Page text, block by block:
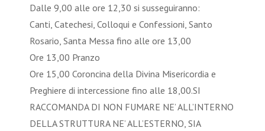
Dalle 9,00 alle ore 12,30 si susseguiranno:
Canti, Catechesi, Colloqui e Confessioni, Santo
Rosario, Santa Messa fino alle ore 13,00
Ore 13,00 Pranzo
Ore 15,00 Coroncina della Divina Misericordia e
Preghiere di intercessione fino alle 18,00.SI
RACCOMANDA DI NON FUMARE NE’ ALL’INTERNO
DELLA STRUTTURA NE’ ALL’ESTERNO, SIA